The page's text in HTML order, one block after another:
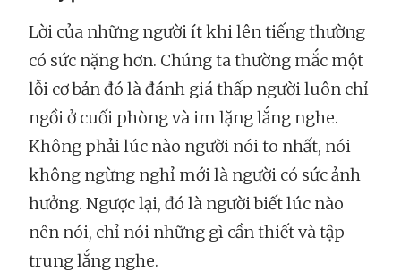
Lời của những người ít khi lên tiếng thường
có sức nặng hơn. Chúng ta thường mắc một
lỗi cơ bản đó là đánh giá thấp người luôn chỉ
ngồi ở cuối phòng và im lặng lắng nghe.
Không phải lúc nào người nói to nhất, nói
không ngừng nghỉ mới là người có sức ảnh
hưởng. Ngược lại, đó là người biết lúc nào
nên nói, chỉ nói những gì cần thiết và tập
trung lắng nghe.